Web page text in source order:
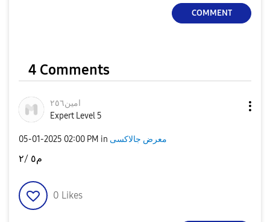
COMMENT
4 Comments
امين٢٥٦
Expert Level 5
‎05-01-2025 02:00 PM in معرض جالاكسى
م٥ /٢
0 Likes